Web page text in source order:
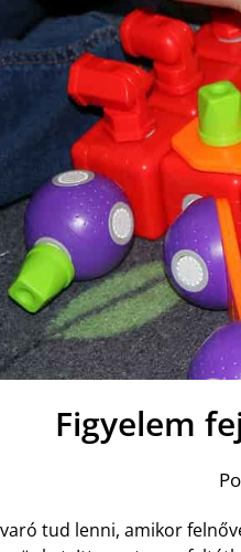
Figyelem
tud lenni, amikor